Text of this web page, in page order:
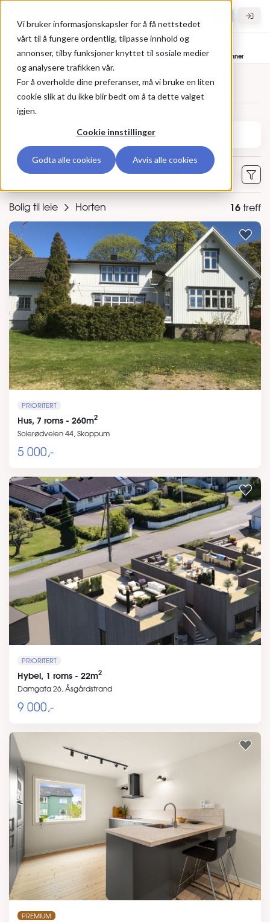
Vi bruker informasjonskapsler for å få nettstedet
vårt til å fungere ordentlig, tilpasse innhold og
annonser, tilby funksjoner knyttet til sosiale medier
og analysere trafikken vår.
For å overholde dine preferanser, må vi bruke en liten
cookie slik at du ikke blir bedt om å ta dette valget
igjen.
Cookie innstillinger
Godta alle cookies Avvis alle cookies
Bolig til leie Leietakere Hybelvenner
Annonser
0
Bolig til leie Horten 16treff
PRIORITERT
Hus, 7 roms - 260m2
Solerødveien 44, Skoppum
5 000,-
PRIORITERT
Hybel, 1 roms - 22m2
Damgata 26, Åsgårdstrand
9 000,-
PREMIUM